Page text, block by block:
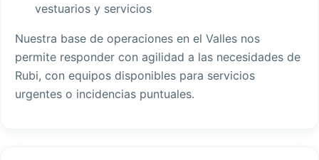
vestuarios y servicios
Nuestra base de operaciones en el Valles nos
permite responder con agilidad a las necesidades de
Rubi, con equipos disponibles para servicios
urgentes o incidencias puntuales.